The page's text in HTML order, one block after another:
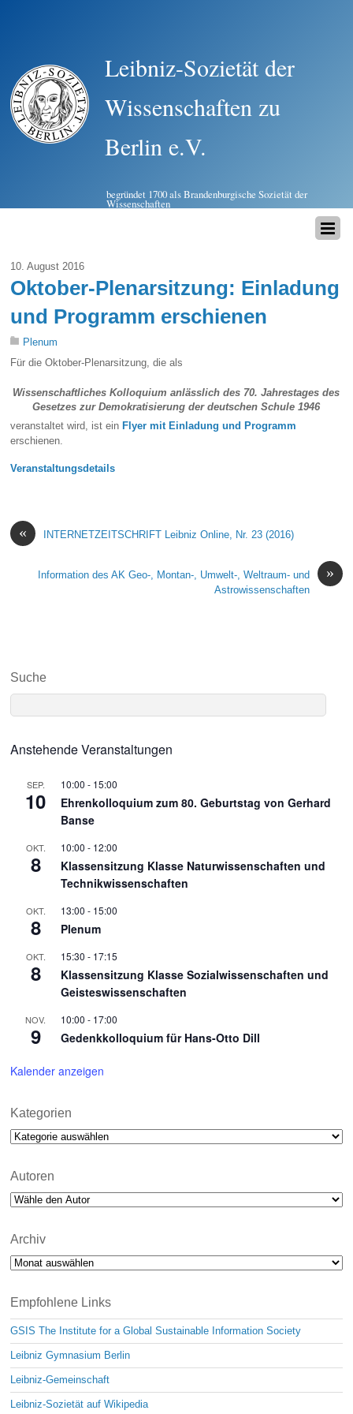
Leibniz-Sozietät der
Wissenschaften zu
Berlin e.V.
begründet 1700 als Brandenburgische Sozietät der
Wissenschaften
10. August 2016
Oktober-Plenarsitzung: Einladung
und Programm erschienen
Plenum
Für die Oktober-Plenarsitzung, die als
Wissenschaftliches Kolloquium anlässlich des 70. Jahrestages des
Gesetzes zur Demokratisierung der deutschen Schule 1946
veranstaltet wird, ist ein Flyer mit Einladung und Programm
erschienen.
Veranstaltungsdetails
« INTERNETZEITSCHRIFT Leibniz Online, Nr. 23 (2016)
»
Information des AK Geo-, Montan-, Umwelt-, Weltraum- und
Astrowissenschaften
Suche
Anstehende Veranstaltungen
SEP.
10
10:00 - 15:00
Ehrenkolloquium zum 80. Geburtstag von Gerhard
Banse
OKT.
8
10:00 - 12:00
Klassensitzung Klasse Naturwissenschaften und
Technikwissenschaften
OKT.
8
13:00 - 15:00
Plenum
OKT.
8
15:30 - 17:15
Klassensitzung Klasse Sozialwissenschaften und
Geisteswissenschaften
NOV.
9
10:00 - 17:00
Gedenkkolloquium für Hans-Otto Dill
Kalender anzeigen
Kategorien
Kategorien
Autoren
Archiv
Archiv
Empfohlene Links
GSIS The Institute for a Global Sustainable Information Society
Leibniz Gymnasium Berlin
Leibniz-Gemeinschaft
Leibniz-Sozietät auf Wikipedia